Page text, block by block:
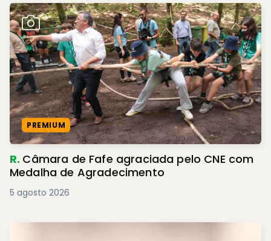
PREMIUM
R. Câmara de Fafe agraciada pelo CNE com
Medalha de Agradecimento
5 agosto 2026